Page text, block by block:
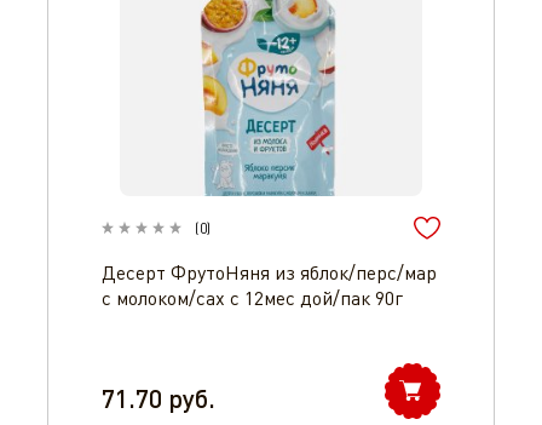
(0)
Десерт ФрутоНяня из яблок/перс/мар
с молоком/сах с 12мес дой/пак 90г
71.70 руб.